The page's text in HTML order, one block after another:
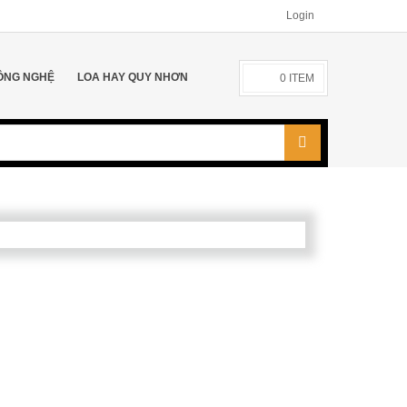
Login
NGHỆ LOA HAY QUY NHƠN 0 ITEM